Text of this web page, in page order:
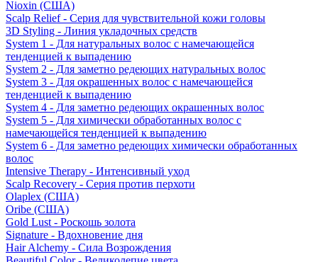
Nioxin (США)
Scalp Relief - Серия для чувствительной кожи головы
3D Styling - Линия укладочных средств
System 1 - Для натуральных волос с намечающейся
тенденцией к выпадению
System 2 - Для заметно редеющих натуральных волос
System 3 - Для окрашенных волос с намечающейся
тенденцией к выпадению
System 4 - Для заметно редеющих окрашенных волос
System 5 - Для химически обработанных волос с
намечающейся тенденцией к выпадению
System 6 - Для заметно редеющих химически обработанных
волос
Intensive Therapy - Интенсивный уход
Scalp Recovery - Серия против перхоти
Olaplex (США)
Oribe (США)
Gold Lust - Роскошь золота
Signature - Вдохновение дня
Hair Alchemy - Сила Возрождения